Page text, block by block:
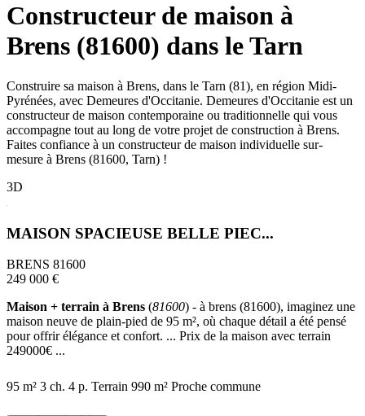
Constructeur de maison à
Brens (81600) dans le Tarn
Construire sa maison à Brens, dans le Tarn (81), en région Midi-
Pyrénées, avec Demeures d'Occitanie. Demeures d'Occitanie est un
constructeur de maison contemporaine ou traditionnelle qui vous
accompagne tout au long de votre projet de construction à Brens.
Faites confiance à un constructeur de maison individuelle sur-
mesure à Brens (81600, Tarn) !
3D
MAISON SPACIEUSE BELLE PIEC...
BRENS 81600
249 000 €
Maison + terrain à Brens (81600) - à brens (81600), imaginez une
maison neuve de plain-pied de 95 m², où chaque détail a été pensé
pour offrir élégance et confort. ... Prix de la maison avec terrain
249000€ ...
95 m² 3 ch. 4 p. Terrain 990 m² Proche commune